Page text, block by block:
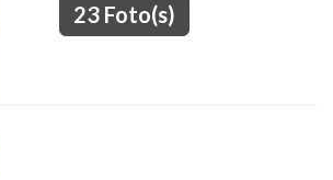
23 Foto(s)